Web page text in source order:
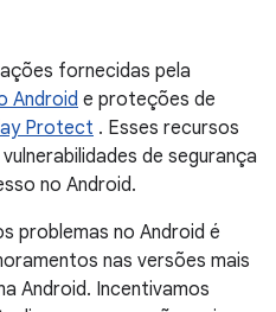
fornecidas pela
Android e proteções de
Protect . Esses recursos
de segurança
no Android.
problemas no Android é
nas versões mais
Android. Incentivamos